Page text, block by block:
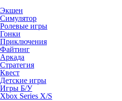
Экшен
Симулятор
Ролевые игры
Гонки
Приключения
Файтинг
Аркада
Стратегия
Квест
Детские игры
Игры Б/У
Xbox Series X/S